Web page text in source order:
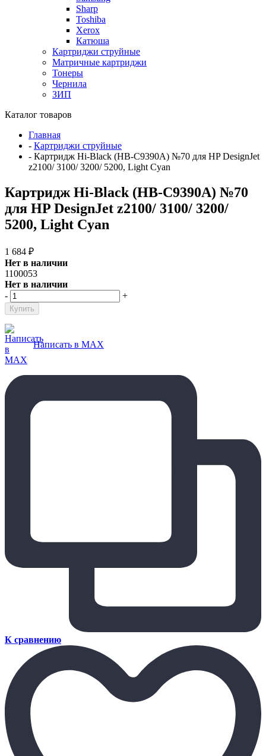
Sharp
Toshiba
Xerox
Катюша
Картриджи струйные
Матричные картриджи
Тонеры
Чернила
ЗИП
Каталог товаров
Главная
- Картриджи струйные
- Картридж Hi-Black (HB-C9390A) №70 для HP DesignJet
z2100/ 3100/ 3200/ 5200, Light Cyan
Картридж Hi-Black (HB-C9390A) №70
для HP DesignJet z2100/ 3100/ 3200/
5200, Light Cyan
1 684 ₽
Нет в наличии
1100053
Нет в наличии
-
+
Написать в MAX
К сравнению